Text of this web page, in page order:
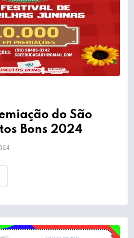
do São
Bons 2024